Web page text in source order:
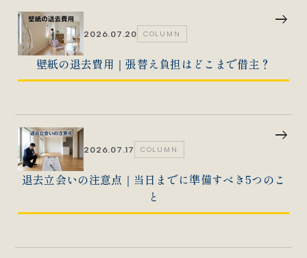
2026.07.20 COLUMN
壁紙の退去費用｜張替え負担はどこまで借主？
east
2026.07.17 COLUMN
退去立会いの注意点｜当日までに準備すべき5つのこ
と
east